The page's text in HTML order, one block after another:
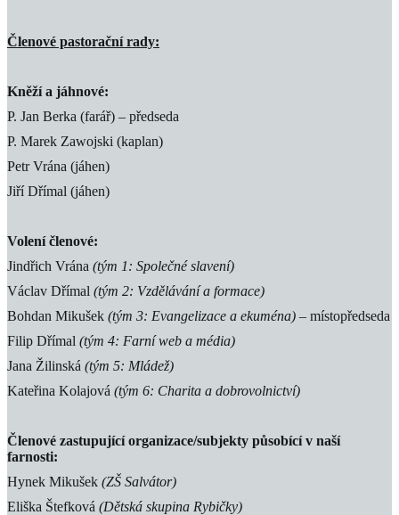
Členové pastorační rady:
Kněží a jáhnové:
P. Jan Berka (farář) – předseda
P. Marek Zawojski (kaplan)
Petr Vrána (jáhen)
Jiří Dřímal (jáhen)
Volení členové:
Jindřich Vrána (tým 1: Společné slavení)
Václav Dřímal (tým 2: Vzdělávání a formace)
Bohdan Mikušek (tým 3: Evangelizace a ekuména) – místopředseda
Filip Dřímal (tým 4: Farní web a média)
Jana Žilinská (tým 5: Mládež)
Kateřina Kolajová (tým 6: Charita a dobrovolnictví)
Členové zastupující organizace/subjekty působící v naší
farnosti:
Hynek Mikušek (ZŠ Salvátor)
Eliška Štefková (Dětská skupina Rybičky)